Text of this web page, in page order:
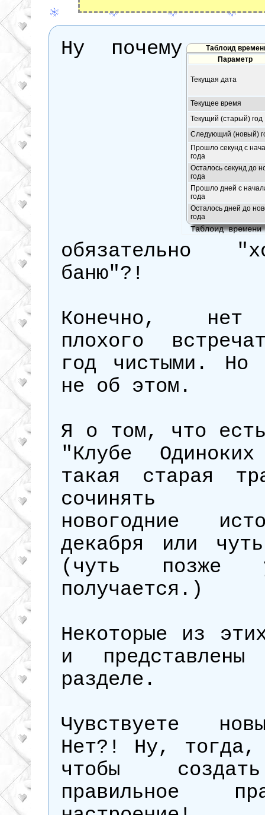
Таблоид
Параметр
Текущая дата
Текущее время
Текущий (старый) год
Следующий (новый)
Прошло секунд с
года
Осталось секунд до
года
Прошло дней с
года
Осталось дней до
года
Таблоид
Ну почему
обязательно
баню"?!
Конечно, нет
плохого
год чистыми. Но
не об этом.
Я о том, что
"Клубе
такая старая
сочинять
новогодние
декабря или
(чуть позже
получается.)
Некоторые из
и
разделе.
Чувствуете
Нет?! Ну, тогда,
чтобы
правильное